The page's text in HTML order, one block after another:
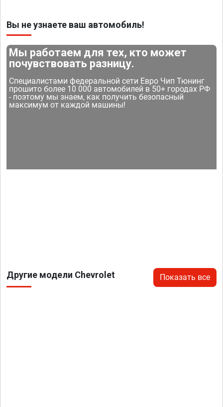
Вы не узнаете ваш автомобиль!
Мы работаем для тех, кто может
почувствовать разницу.
Специалистами федеральной сети Евро Чип Тюнинг
прошито более 10 000 автомобилей в 50+ городах РФ
- поэтому мы знаем, как получить безопасный
максимум от каждой машины!
Другие модели Chevrolet Показать все